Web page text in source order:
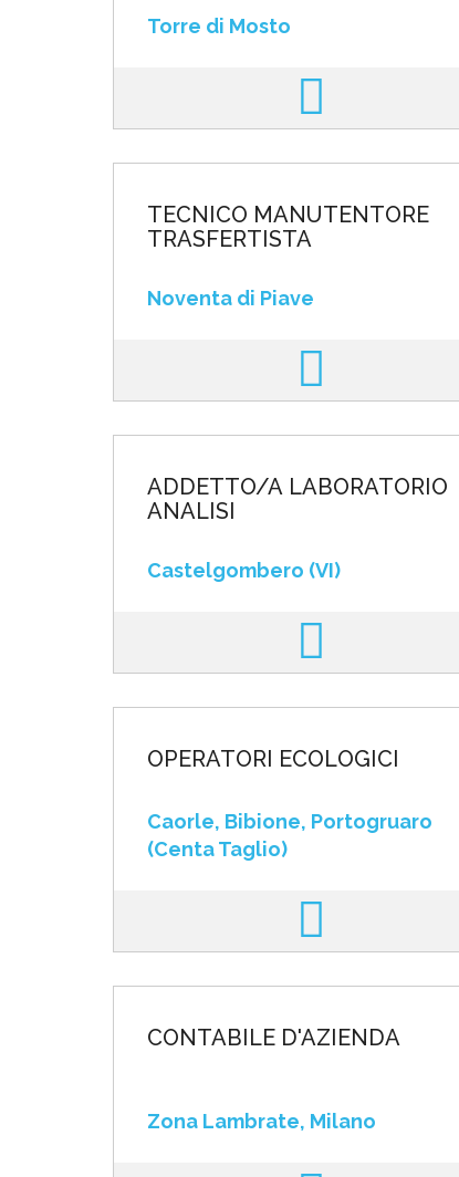
Torre di Mosto
TECNICO MANUTENTORE
TRASFERTISTA
Noventa di Piave
ADDETTO/A LABORATORIO
ANALISI
Castelgombero (VI)
OPERATORI ECOLOGICI
Caorle, Bibione, Portogruaro
(Centa Taglio)
CONTABILE D'AZIENDA
Zona Lambrate, Milano